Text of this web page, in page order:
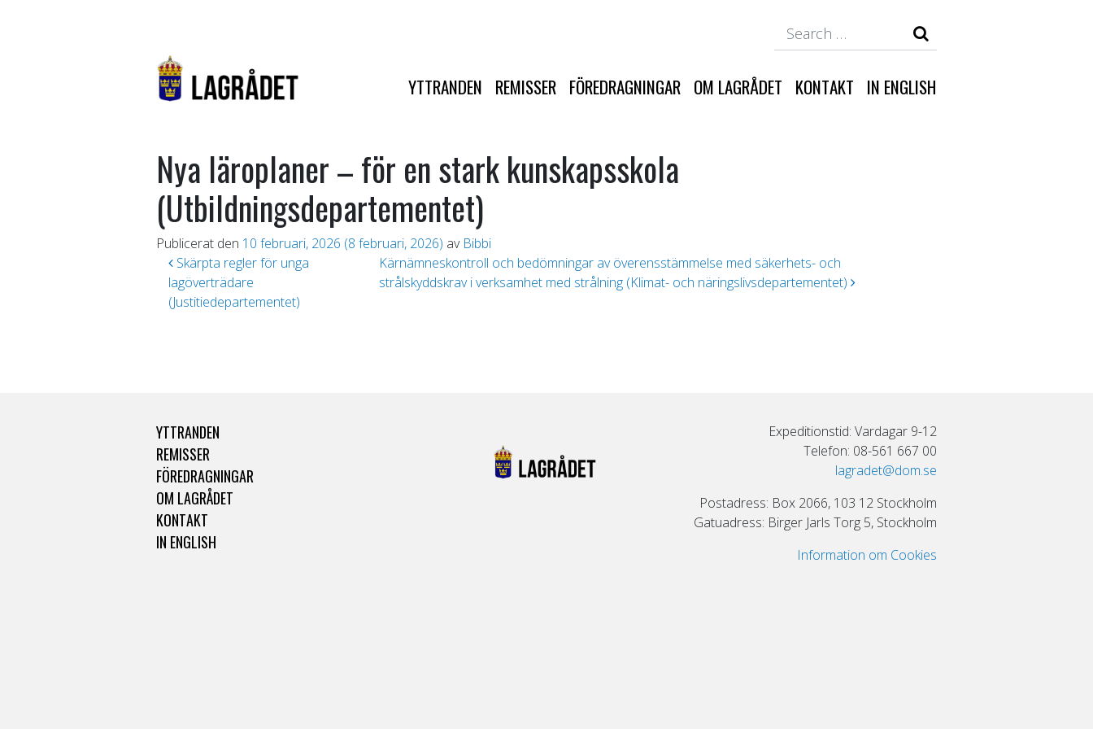
YTTRANDEN REMISSER FÖREDRAGNINGAR OM LAGRÅDET KONTAKT IN ENGLISH
Nya läroplaner – för en stark kunskapsskola
(Utbildningsdepartementet)
Publicerat den 10 februari, 2026 (8 februari, 2026) av Bibbi
Inläggsnavigering
Skärpta regler för unga
lagöverträdare
(Justitiedepartementet)
Kärnämneskontroll och bedömningar av överensstämmelse med säkerhets- och
strålskyddskrav i verksamhet med strålning (Klimat- och näringslivsdepartementet)
YTTRANDEN
REMISSER
FÖREDRAGNINGAR
OM LAGRÅDET
KONTAKT
IN ENGLISH
Expeditionstid: Vardagar 9-12
Telefon: 08-561 667 00
lagradet@dom.se
Postadress: Box 2066, 103 12 Stockholm
Gatuadress: Birger Jarls Torg 5, Stockholm
Information om Cookies